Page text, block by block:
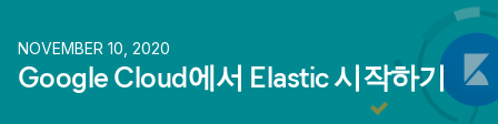
NOVEMBER 10, 2020
Google Cloud에서 Elastic 시작하기